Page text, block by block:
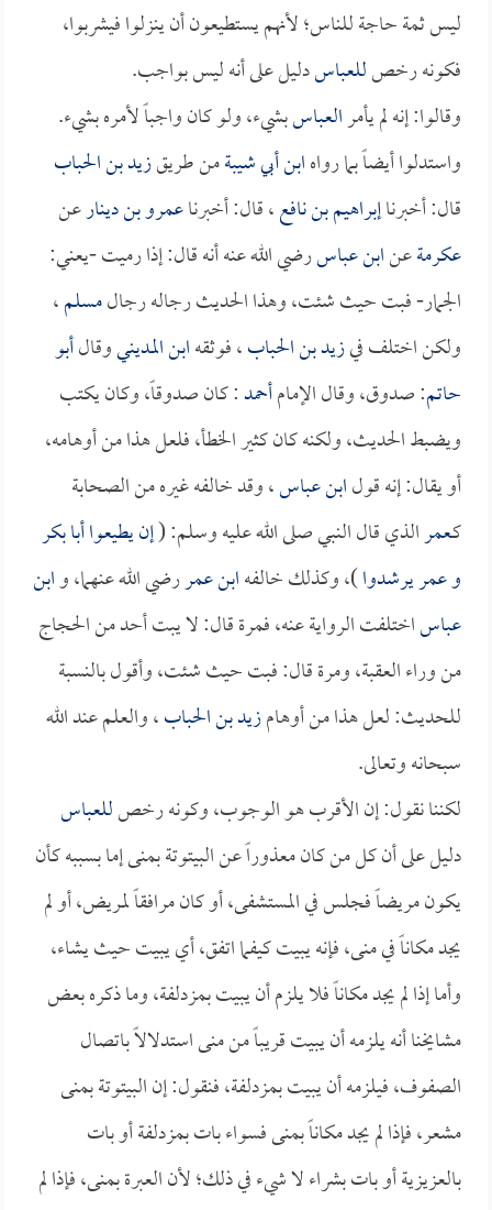
ليس ثمة حاجة للناس؛ لأنهم يستطيعون أن ينزلوا فيشربوا،
فكونه رخصللعباسدليل على أنه ليس بواجب.
وقالوا: إنه لم يأمرالعباسبشيء، ولو كان واجباً لأمره بشيء.
واستدلوا أيضاً بما رواهابن أبي شيبةمن طريقزيد بن الحباب
قال: أخبرناإبراهيم بن نافع، قال: أخبرناعمرو بن دينارعن
عكرمةعنابن عباسرضي الله عنه أنه قال: إذا رميت -يعني:
الجمار- فبت حيث شئت، وهذا الحديث رجاله رجالمسلم،
ولكن اختلف فيزيد بن الحباب، فوثقهابن المدينيوقالأبو
حاتم: صدوق، وقال الإمامأحمد: كان صدوقاً، وكان يكتب
ويضبط الحديث، ولكنه كان كثير الخطأ، فلعل هذا من أوهامه،
أو يقال: إنه قولابن عباس، وقد خالفه غيره من الصحابة
كـعمرالذي قال النبي صلى الله عليه وسلم: (إن يطيعواأبا بكر
وعمريرشدوا)، وكذلك خالفهابن عمررضي الله عنهما، وابن
عباساختلفت الرواية عنه، فمرة قال: لا يبت أحد من الحجاج
من وراء العقبة، ومرة قال: فبت حيث شئت، وأقول بالنسبة
للحديث: لعل هذا من أوهامزيد بن الحباب، والعلم عند الله
سبحانه وتعالى.
لكننا نقول: إن الأقرب هو الوجوب، وكونه رخصللعباس
دليل على أن كل من كان معذوراً عن البيتوتة بمنى إما بسببه كأن
يكون مريضاً فجلس في المستشفى، أو كان مرافقاً لمريض، أو لم
يجد مكاناً في منى، فإنه يبيت كيفما اتفق، أي يبيت حيث يشاء،
وأما إذا لم يجد مكاناً فلا يلزم أن يبيت بمزدلفة، وما ذكره بعض
مشايخنا أنه يلزمه أن يبيت قريباً من منى استدلالاً باتصال
الصفوف، فيلزمه أن يبيت بمزدلفة، فنقول: إن البيتوتة بمنى
مشعر، فإذا لم يجد مكاناً بمنى فسواء بات بمزدلفة أو بات
بالعزيزية أو بات بشراء لا شيء في ذلك؛ لأن العبرة بمنى، فإذا لم